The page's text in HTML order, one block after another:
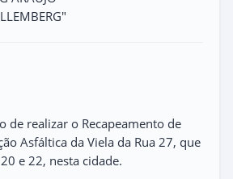
de realizar o Recapeamento de
Asfáltica da Viela da Rua 27, que
e 22, nesta cidade.